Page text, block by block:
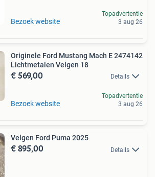
Bezoek website
Topadvertentie
3 aug 26
Originele Ford Mustang Mach E 2474142
Lichtmetalen Velgen 18
€ 569,00 Details
Bezoek website
Topadvertentie
3 aug 26
Velgen Ford Puma 2025
€ 895,00 Details